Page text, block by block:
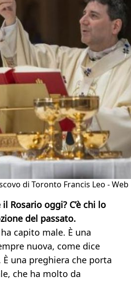
di Toronto Francis Leo - Web
Rosario oggi? C’è chi lo
del passato.
capito male. È una
nuova, come dice
È una preghiera che porta
che ha molto da